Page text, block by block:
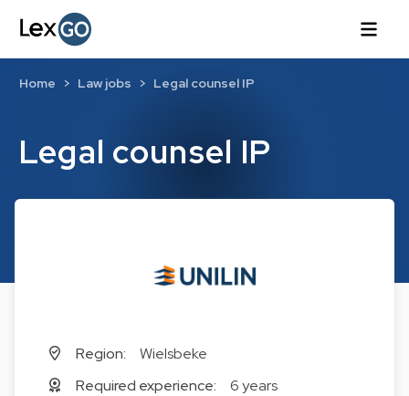
Legal counsel IP
Home Law jobs Legal counsel IP
Region:
Wielsbeke
Required experience:
6 years